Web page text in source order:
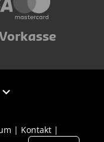
Vorkasse
Kontakt